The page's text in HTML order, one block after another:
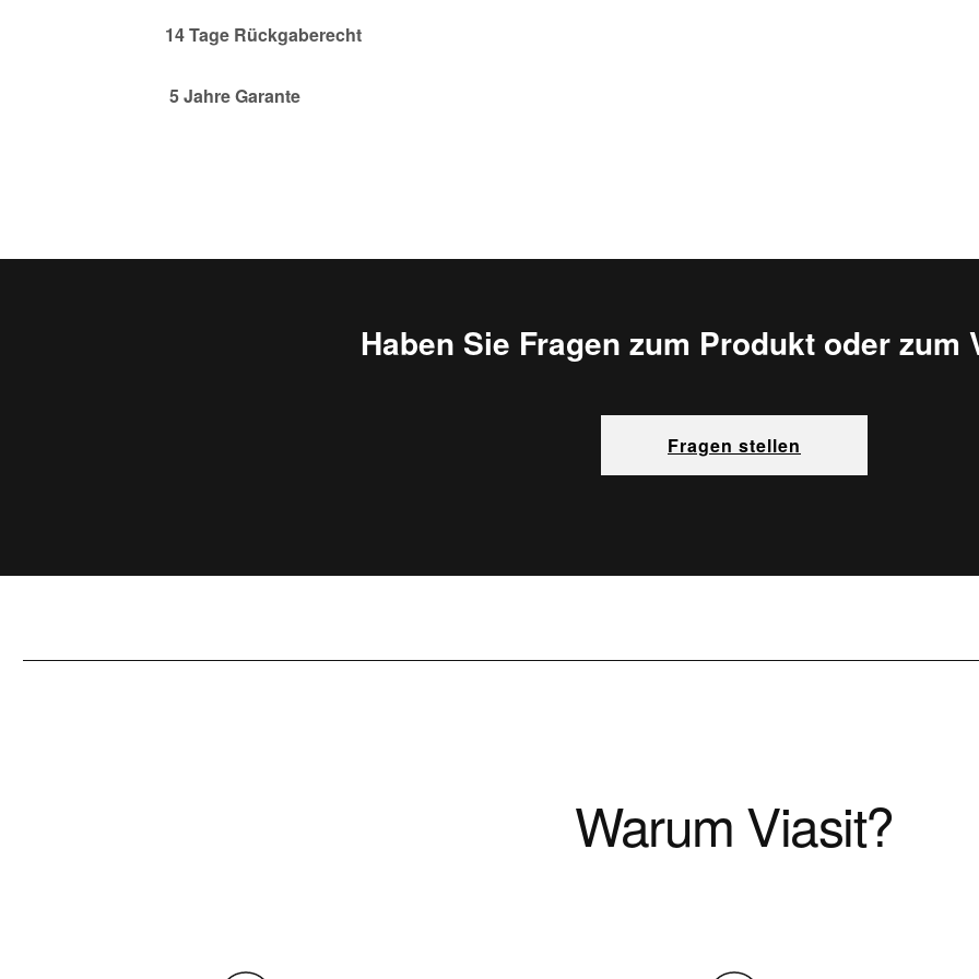
14Tage Rückgaberecht
5 Jahre Garante
Haben Sie Fragen zum Produkt oder zum
Fragen stellen
Warum Viasit?